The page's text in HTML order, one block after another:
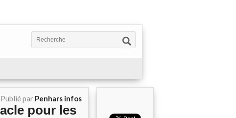
Publié par Penhars infos
pour les